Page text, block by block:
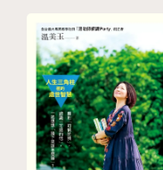
✦當孩子在學校突
學的臉頰），事後
〈性別意識情境
✦當孩子擁有獨立
有觀看內容的你，
內容？
「兒子叫我買粉色
尊重邊界，才能認知
可以一起洗澡到什麼
「唉，沒有女兒真可
☆幼兒童教室環境檢
第3堂課 上小學後